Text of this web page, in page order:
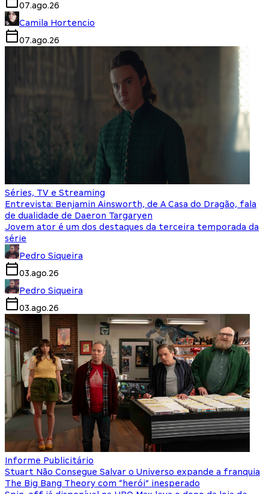
07.ago.26
Camila Hortencio
07.ago.26
Séries, TV e Streaming
Entrevista: Benjamin Ainsworth, de A Casa do Dragão, fala
de dualidade de Daeron Targaryen
Jovem ator é um dos destaques da terceira temporada da
série
Pedro Siqueira
03.ago.26
Pedro Siqueira
03.ago.26
Informe Publicitário
Stuart Não Consegue Salvar o Universo expande a franquia
The Big Bang Theory com “herói” inesperado